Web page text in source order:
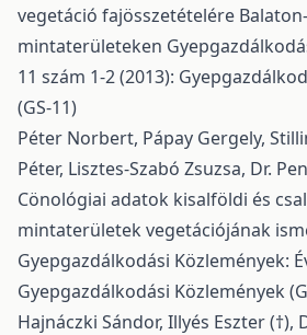
vegetáció fajösszetételére
mintaterületeken
11 szám 1-2 (2013):
(GS-11)
Péter Norbert, Pápay Gergely,
Péter, Lisztes-Szabó Zsuzsa, Dr.
Cönológiai adatok kisalföldi és
mintaterületek vegetációjának
Gyepgazdálkodási Közlemények:
Gyepgazdálkodási Közlemények
Hajnáczki Sándor, Illyés Eszter (†),